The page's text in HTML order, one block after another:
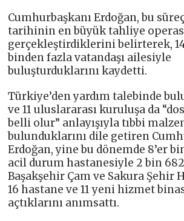
Cumhurbaşkanı Erdoğan, bu
tarihinin en büyük tahliye
gerçekleştirdiklerini belirterek,
binden fazla vatandaşı ailesiyle
buluşturduklarını kaydetti.
Türkiye’den yardım talebinde
ve 11 uluslararası kuruluşa da
belli olur” anlayışıyla tıbbi
bulunduklarını dile getiren
Erdoğan, yine bu dönemde 8’er
acil durum hastanesiyle 2 bin
Başakşehir Çam ve Sakura Şehir
16 hastane ve 11 yeni hizmet
açtıklarını anımsattı.